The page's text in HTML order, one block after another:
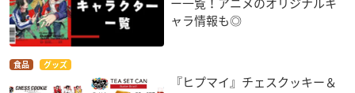
ー一覧！アニメのオリジナルキ
ャラ情報も◎
食品 グッズ
『ヒプマイ』チェスクッキー＆